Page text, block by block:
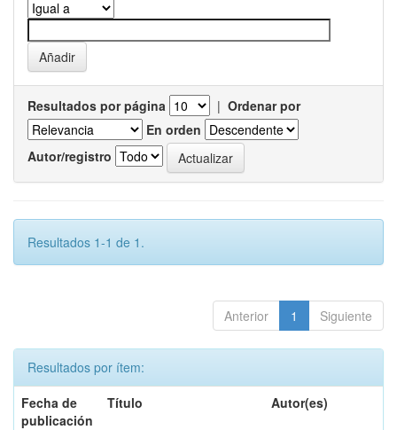
Resultados por página | Ordenar por
En orden
Autor/registro
Resultados 1-1 de 1.
Anterior 1 Siguiente
Resultados por ítem:
Fecha de
publicación
Título Autor(es)